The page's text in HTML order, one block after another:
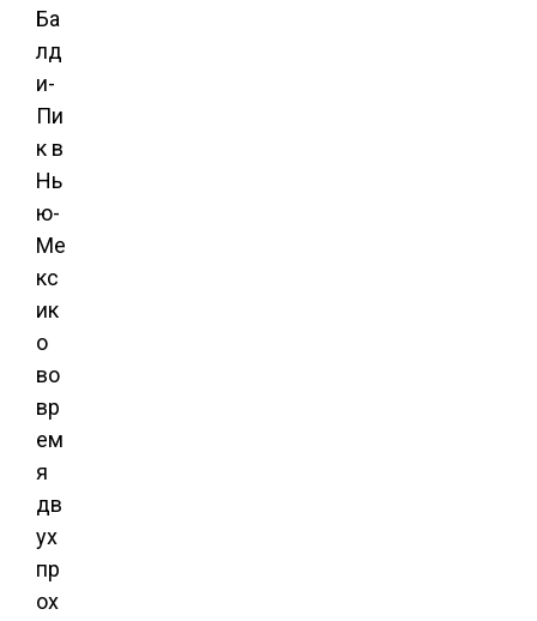
Ба
лд
и-
Пи
к в
Нь
ю-
Ме
кс
ик
о
во
вр
ем
я
дв
ух
пр
ох